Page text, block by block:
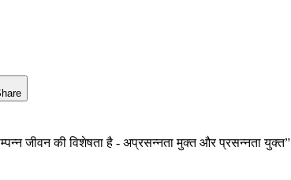
जीवन की विशेषता है - अप्रसन्नता मुक्त और प्रसन्नता युक्त”